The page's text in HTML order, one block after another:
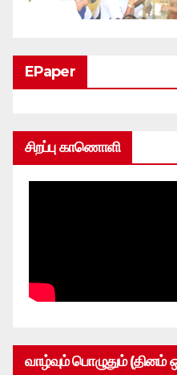
EPaper
சிறப்பு காணொளி
வாழ்வும் பொழுதும் (தினம்